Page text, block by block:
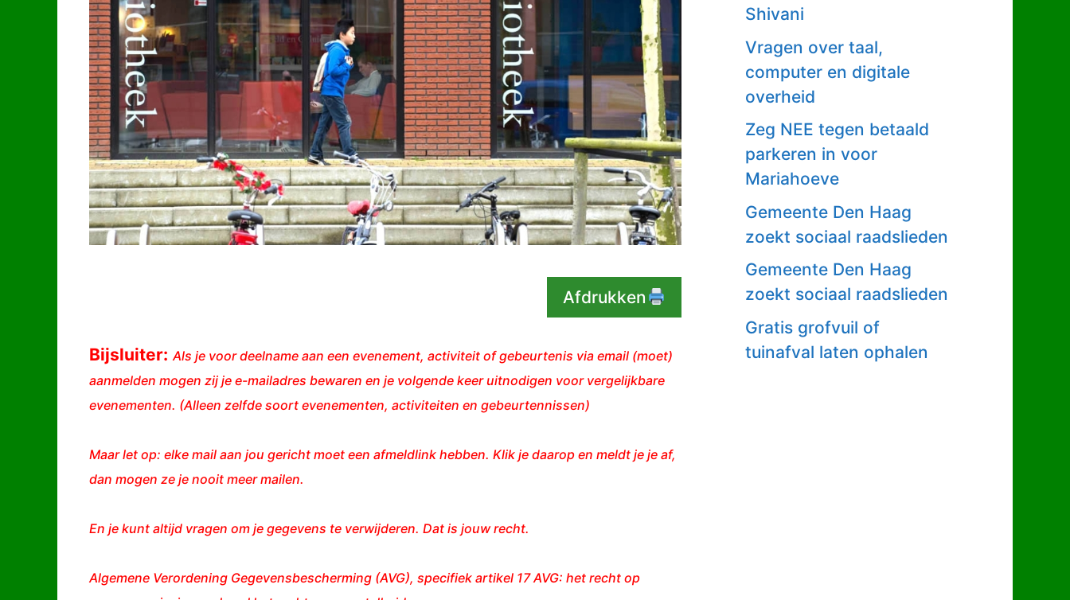
Afdrukken
Bijsluiter: Als je voor deelname aan een evenement, activiteit of gebeurtenis via email (moet)
aanmelden mogen zij je e-mailadres bewaren en je volgende keer uitnodigen voor vergelijkbare
evenementen. (Alleen zelfde soort evenementen, activiteiten en gebeurtennissen)
Maar let op: elke mail aan jou gericht moet een afmeldlink hebben. Klik je daarop en meldt je je af,
dan mogen ze je nooit meer mailen.
En je kunt altijd vragen om je gegevens te verwijderen. Dat is jouw recht.
Algemene Verordening Gegevensbescherming (AVG), specifiek artikel 17 AVG: het recht op
Shivani
Vragen over taal,
computer en digitale
overheid
Zeg NEE tegen betaald
parkeren in voor
Mariahoeve
Gemeente Den Haag
zoekt sociaal raadslieden
Gemeente Den Haag
zoekt sociaal raadslieden
Gratis grofvuil of
tuinafval laten ophalen